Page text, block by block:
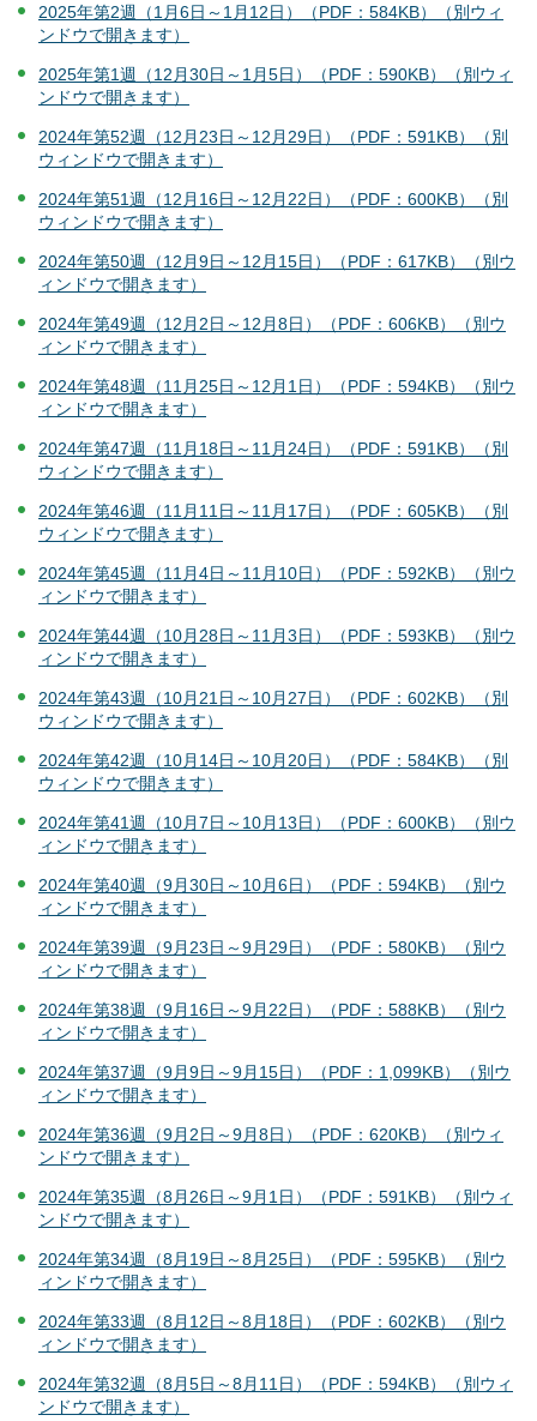
2025年第2週（1月6日～1月12日）（PDF：584KB）（別ウィ
ンドウで開きます）
2025年第1週（12月30日～1月5日）（PDF：590KB）（別ウィ
ンドウで開きます）
2024年第52週（12月23日～12月29日）（PDF：591KB）（別
ウィンドウで開きます）
2024年第51週（12月16日～12月22日）（PDF：600KB）（別
ウィンドウで開きます）
2024年第50週（12月9日～12月15日）（PDF：617KB）（別ウ
ィンドウで開きます）
2024年第49週（12月2日～12月8日）（PDF：606KB）（別ウ
ィンドウで開きます）
2024年第48週（11月25日～12月1日）（PDF：594KB）（別ウ
ィンドウで開きます）
2024年第47週（11月18日～11月24日）（PDF：591KB）（別
ウィンドウで開きます）
2024年第46週（11月11日～11月17日）（PDF：605KB）（別
ウィンドウで開きます）
2024年第45週（11月4日～11月10日）（PDF：592KB）（別ウ
ィンドウで開きます）
2024年第44週（10月28日～11月3日）（PDF：593KB）（別ウ
ィンドウで開きます）
2024年第43週（10月21日～10月27日）（PDF：602KB）（別
ウィンドウで開きます）
2024年第42週（10月14日～10月20日）（PDF：584KB）（別
ウィンドウで開きます）
2024年第41週（10月7日～10月13日）（PDF：600KB）（別ウ
ィンドウで開きます）
2024年第40週（9月30日～10月6日）（PDF：594KB）（別ウ
ィンドウで開きます）
2024年第39週（9月23日～9月29日）（PDF：580KB）（別ウ
ィンドウで開きます）
2024年第38週（9月16日～9月22日）（PDF：588KB）（別ウ
ィンドウで開きます）
2024年第37週（9月9日～9月15日）（PDF：1,099KB）（別ウ
ィンドウで開きます）
2024年第36週（9月2日～9月8日）（PDF：620KB）（別ウィ
ンドウで開きます）
2024年第35週（8月26日～9月1日）（PDF：591KB）（別ウィ
ンドウで開きます）
2024年第34週（8月19日～8月25日）（PDF：595KB）（別ウ
ィンドウで開きます）
2024年第33週（8月12日～8月18日）（PDF：602KB）（別ウ
ィンドウで開きます）
2024年第32週（8月5日～8月11日）（PDF：594KB）（別ウィ
ンドウで開きます）